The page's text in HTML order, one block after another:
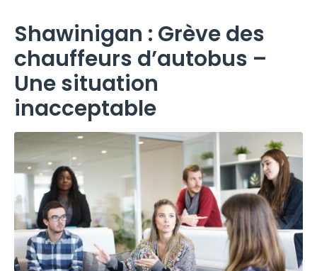
Shawinigan : Grève des
chauffeurs d’autobus –
Une situation
inacceptable